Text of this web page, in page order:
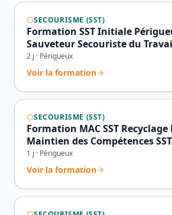
SECOURISME (SST)
Formation SST Initiale
Sauveteur Secouriste du
2 j · Périgueux
Voir la formation
SECOURISME (SST)
Formation MAC SST
Maintien des Compétences SST
1 j · Périgueux
Voir la formation